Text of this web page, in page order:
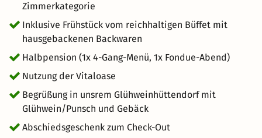
Zimmerkategorie
Inklusive Frühstück vom reichhaltigen Büffet mit
hausgebackenen Backwaren
Halbpension (1x 4-Gang-Menü, 1x Fondue-Abend)
Nutzung der Vitaloase
Begrüßung in unsrem Glühweinhüttendorf mit
Glühwein/Punsch und Gebäck
Abschiedsgeschenk zum Check-Out